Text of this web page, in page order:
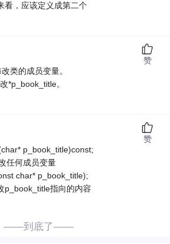
看，应该定义成第二个
类的成员变量。
*p_book_title。
赞
p_book_title)const;
任何成员变量
char* p_book_title);
p_book_title指向的内容
赞
——到底了——